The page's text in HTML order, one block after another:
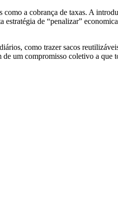
a cobrança de taxas. A
de “penalizar”
como trazer sacos
um compromisso coletivo a que